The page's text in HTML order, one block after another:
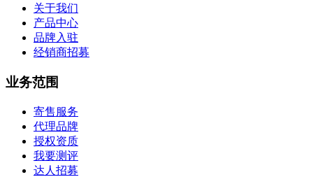
关于我们
产品中心
品牌入驻
经销商招募
业务范围
寄售服务
代理品牌
授权资质
我要测评
达人招募